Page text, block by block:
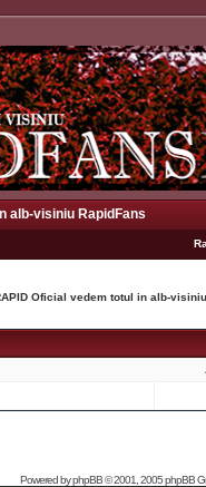
alb-visiniu RapidFans
Oficial vedem totul in alb-
Powered byphpBB© 2001, 2005 phpBB